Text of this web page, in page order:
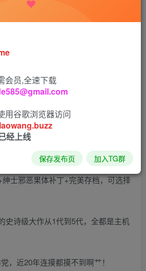
级大作的游戏：
中文（绅士）版
游戏为真正绿色硬盘版，解压即玩！
士邪恶果体补丁+完美存档，可选择
史诗级大作从1代到5代，全都是主机
，近20年连摸都摸不到啊艹！
会员,全速下载
用谷歌浏览器访问
经上线
保存发布页 加入TG群